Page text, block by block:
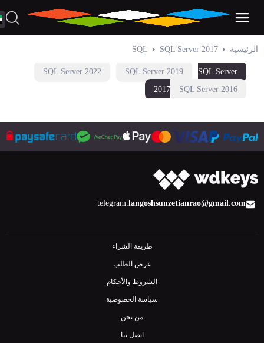
الرئيسية SQL SQL Server 2017
SQL Server 2022 SQL Server 2019
SQL Server
2017
SQL Server 2016
zetianrao@gmail.com
telegram:langoshsun
طريقة الشراء
عرض الطلب
الشروط والأحكام
سياسة الخصوصية
من نحن
اتصل بنا